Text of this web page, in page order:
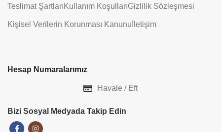
Teslimat ŞartlarıKullanım KoşullarıGizlilik Sözleşmesi
Kişisel Verilerin Korunması Kanunu İletişim
Hesap Numaralarımız
Havale / Eft
Bizi Sosyal Medyada Takip Edin